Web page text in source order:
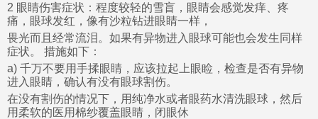
2 眼睛伤害症状：程度较轻的雪盲，眼睛会感觉发痒、疼
痛，眼球发红，像有沙粒钻进眼睛一样，
畏光而且经常流泪。如果有异物进入眼球可能也会发生同样
症状。 措施如下：
a) 千万不要用手揉眼睛，应该拉起上眼睑，检查是否有异物
进入眼睛，确认有没有眼球割伤。
在没有割伤的情况下，用纯净水或者眼药水清洗眼球，然后
用柔软的医用棉纱覆盖眼睛，闭眼休